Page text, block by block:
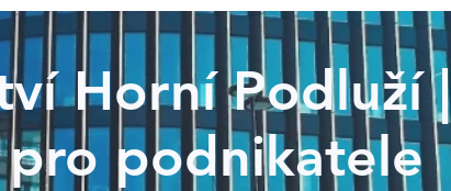
Horní Podluží |
podnikatele